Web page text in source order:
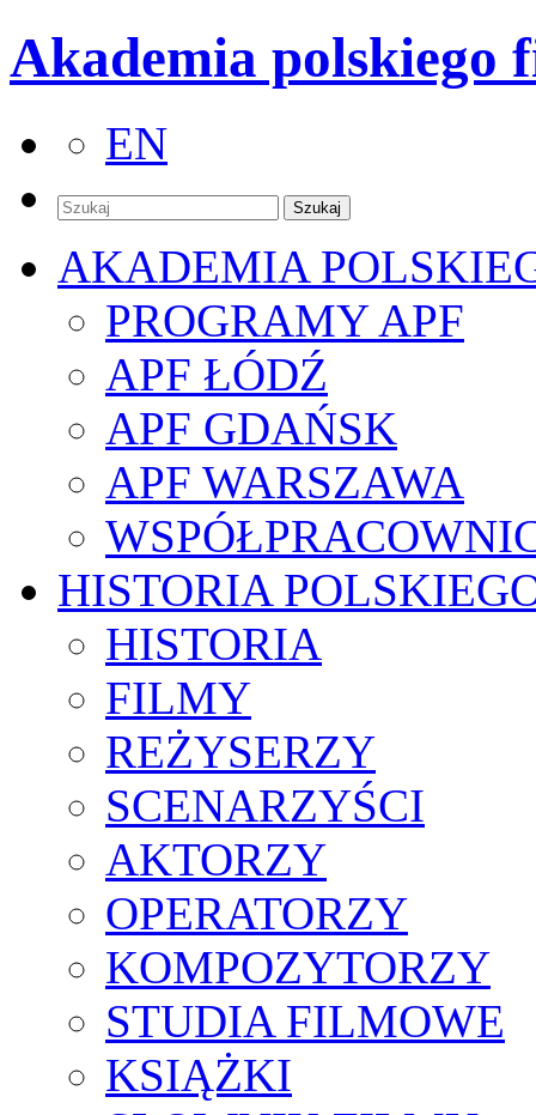
Akademia polskiego
EN
AKADEMIA
PROGRAMY APF
APF ŁÓDŹ
APF GDAŃSK
APF WARSZAWA
HISTORIA
HISTORIA
FILMY
REŻYSERZY
SCENARZYŚCI
AKTORZY
OPERATORZY
KOMPOZYTORZY
STUDIA FILMOWE
KSIĄŻKI